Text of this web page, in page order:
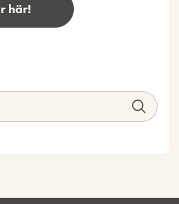
här!